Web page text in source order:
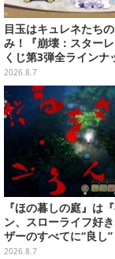
目玉はキュレネたち
み！『崩壊：スター
くじ第3弾全ラインナ
美麗ビジュアルのアク
など用意
2026.8.7
『ほの暮しの庭』は
ン、スローライフ好
ザーのすべてに“良し
の「不穏生活シム」恐
2026.8.7